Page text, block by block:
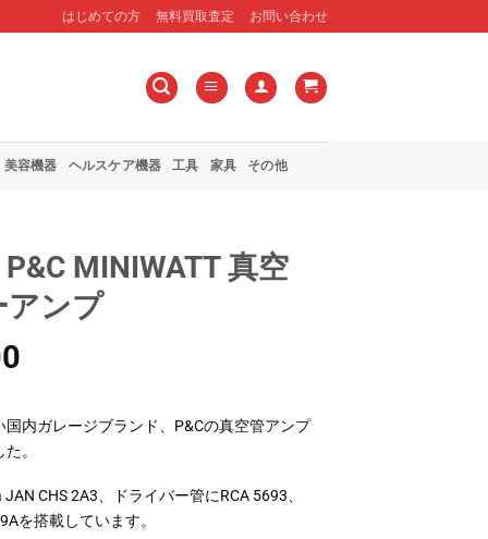
はじめての方 無料買取査定 お問い合わせ
美容機器 ヘルスケア機器 工具 家具 その他
P&C MINIWATT 真空
アンプ
国内ガレージブランド、P&Cの真空管アンプ
。
CHS 2A3、ドライバー管にRCA 5693、
を搭載しています。